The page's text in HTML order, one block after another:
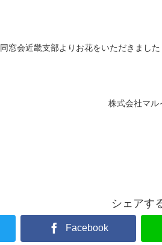
同窓会近畿支部よりお花をいただきました
株式会社マル
シェアす
Facebook